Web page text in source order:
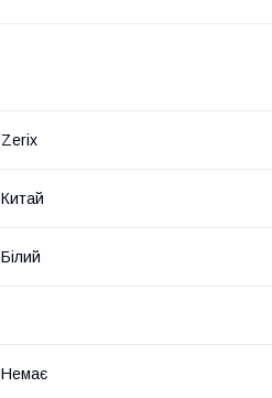
Zerix
Китай
Білий
Немає